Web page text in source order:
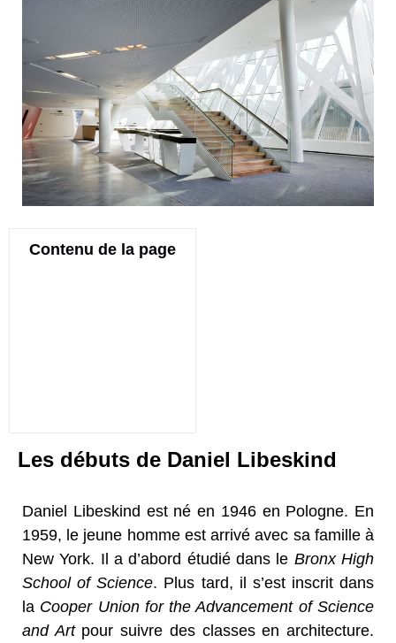
Contenu de la page
Les débuts de Daniel Libeskind
Daniel Libeskind est né en 1946 en Pologne. En
1959, le jeune homme est arrivé avec sa famille à
New York. Il a d’abord étudié dans le Bronx High
School of Science. Plus tard, il s’est inscrit dans
la Cooper Union for the Advancement of Science
and Artpour suivre des classes en architecture.